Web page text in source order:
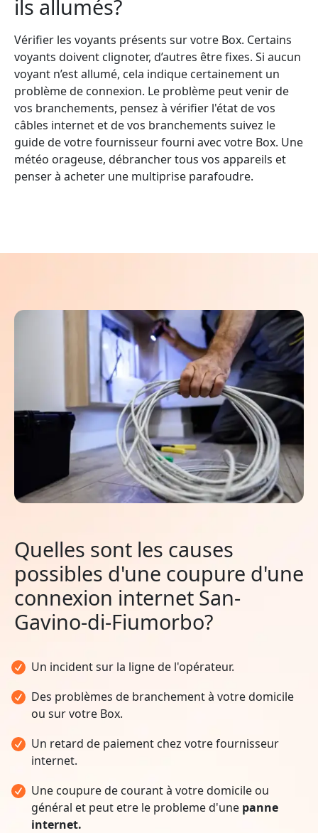
ils allumés?
Vérifier les voyants présents sur votre Box. Certains
voyants doivent clignoter, d’autres être fixes. Si aucun
voyant n’est allumé, cela indique certainement un
problème de connexion. Le problème peut venir de
vos branchements, pensez à vérifier l'état de vos
câbles internet et de vos branchements suivez le
guide de votre fournisseur fourni avec votre Box. Une
météo orageuse, débrancher tous vos appareils et
penser à acheter une multiprise parafoudre.
Quelles sont les causes
possibles d'une coupure d'une
connexion internet San-
Gavino-di-Fiumorbo?
Un incident sur la ligne de l'opérateur.
Des problèmes de branchement à votre domicile
ou sur votre Box.
Un retard de paiement chez votre fournisseur
internet.
Une coupure de courant à votre domicile ou
général et peut etre le probleme d'une panne
internet.